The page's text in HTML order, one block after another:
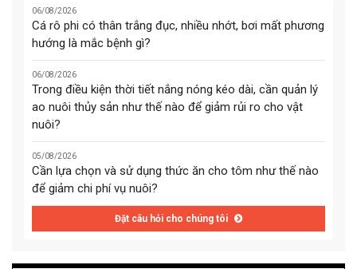
06/08/2026
Cá rô phi có thân trắng đục, nhiều nhớt, bơi mất phương
hướng là mắc bệnh gì?
06/08/2026
Trong điều kiện thời tiết nắng nóng kéo dài, cần quản lý
ao nuôi thủy sản như thế nào để giảm rủi ro cho vật
nuôi?
05/08/2026
Cần lựa chọn và sử dụng thức ăn cho tôm như thế nào
để giảm chi phí vụ nuôi?
Đặt câu hỏi cho chúng tôi